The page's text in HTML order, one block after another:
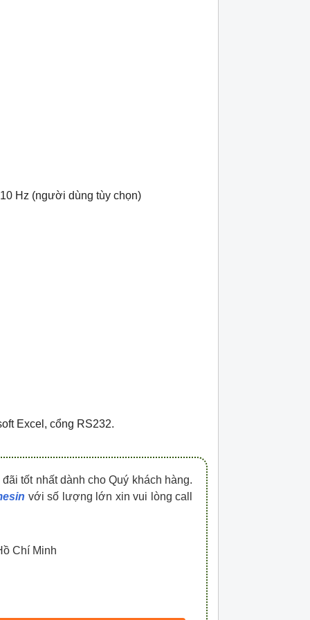
Hz (người dùng tùy chọn)
Excel, cổng RS232.
tốt nhất dành cho Quý khách hàng.
với số lượng lớn xin vui lòng call
Chí Minh